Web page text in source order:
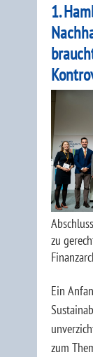
1.
zu
Ein
zum